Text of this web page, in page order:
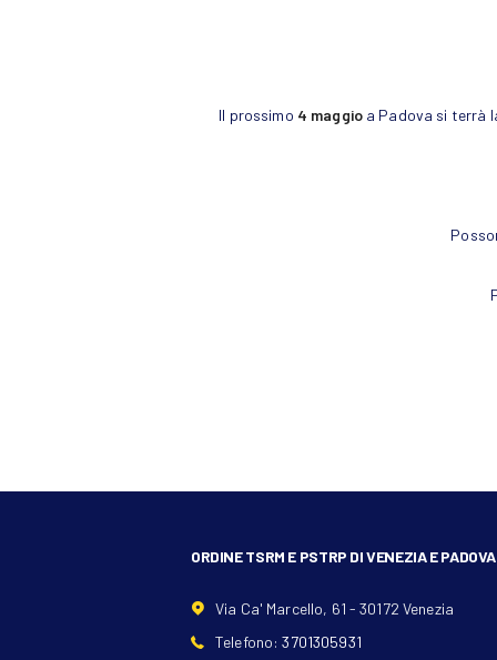
Il prossimo 4 maggio a Padova si terrà
ORDINE TSRM E PSTRP DI VENEZIA E PADOVA
Via Ca' Marcello, 61 - 30172 Venezia
Telefono:3701305931